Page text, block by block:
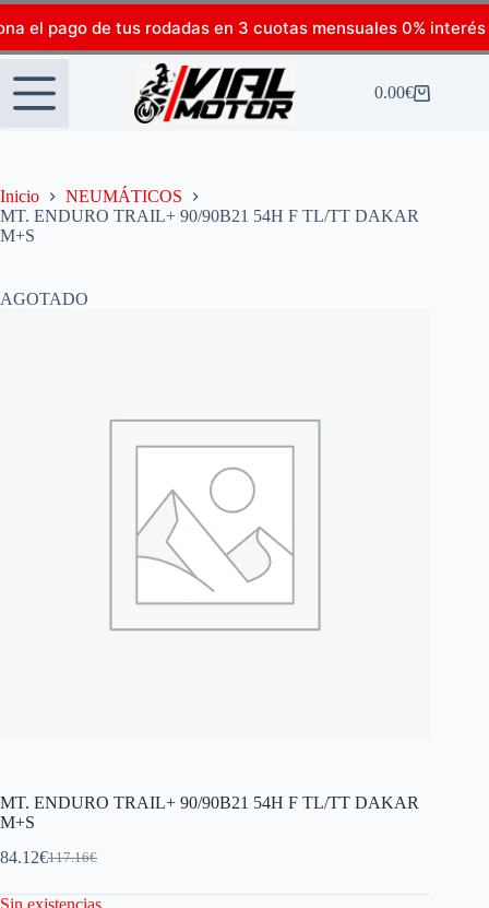
el pago de tus rodadas en 3 cuotas mensuales 0% interés
0.00€
Inicio
NEUMÁTICOS
MT. ENDURO TRAIL+ 90/90B21 54H F TL/TT DAKAR
M+S
AGOTADO
MT. ENDURO TRAIL+ 90/90B21 54H F TL/TT DAKAR
M+S
117.16€
84.12€